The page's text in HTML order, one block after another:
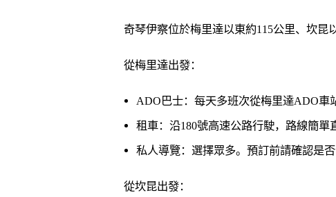
奇琴伊察位於梅里達以東約115公里、坎昆
從梅里達出發：
ADO巴士：每天多班次從梅里達ADO車
租車：沿180號高速公路行駛，路線簡單
私人導覽：選擇眾多。預訂前請確認是否
從坎昆出發：